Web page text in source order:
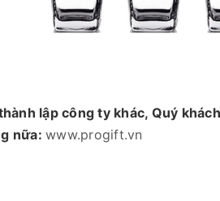
lập công ty khác, Quý
nữa: www.progift.vn